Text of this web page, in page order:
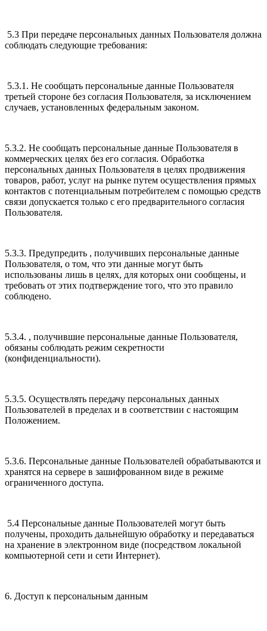
5.3 При передаче персональных данных Пользователя должна
соблюдать следующие требования:
5.3.1. Не сообщать персональные данные Пользователя
третьей стороне без согласия Пользователя, за исключением
случаев, установленных федеральным законом.
5.3.2. Не сообщать персональные данные Пользователя в
коммерческих целях без его согласия. Обработка
персональных данных Пользователя в целях продвижения
товаров, работ, услуг на рынке путем осуществления прямых
контактов с потенциальным потребителем с помощью средств
связи допускается только с его предварительного согласия
Пользователя.
5.3.3. Предупредить , получивших персональные данные
Пользователя, о том, что эти данные могут быть
использованы лишь в целях, для которых они сообщены, и
требовать от этих подтверждение того, что это правило
соблюдено.
5.3.4. , получившие персональные данные Пользователя,
обязаны соблюдать режим секретности
(конфиденциальности).
5.3.5. Осуществлять передачу персональных данных
Пользователей в пределах и в соответствии с настоящим
Положением.
5.3.6. Персональные данные Пользователей обрабатываются и
хранятся на сервере в зашифрованном виде в режиме
ограниченного доступа.
5.4 Персональные данные Пользователей могут быть
получены, проходить дальнейшую обработку и передаваться
на хранение в электронном виде (посредством локальной
компьютерной сети и сети Интернет).
6. Доступ к персональным данным